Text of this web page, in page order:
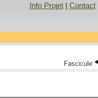
Info Projet| Contact|
Fascicule